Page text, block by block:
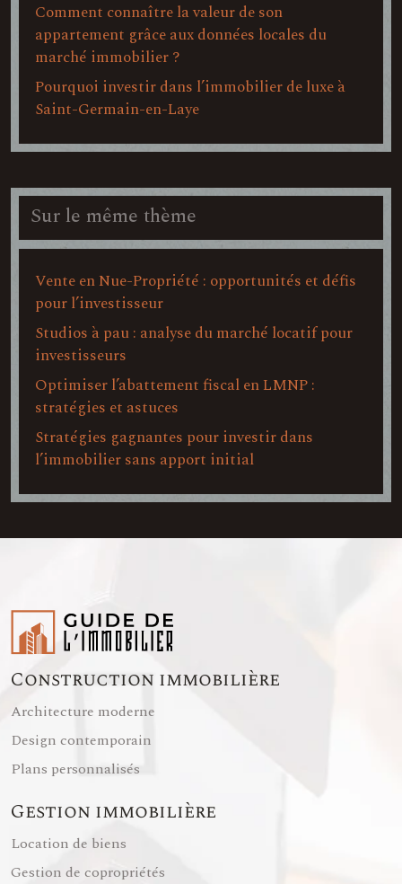
Comment connaître la valeur de son
appartement grâce aux données locales du
marché immobilier ?
Pourquoi investir dans l’immobilier de luxe à
Saint-Germain-en-Laye
Sur le même thème
Vente en Nue-Propriété : opportunités et défis
pour l’investisseur
Studios à pau : analyse du marché locatif pour
investisseurs
Optimiser l’abattement fiscal en LMNP :
stratégies et astuces
Stratégies gagnantes pour investir dans
l’immobilier sans apport initial
Construction immobilière
Architecture moderne
Design contemporain
Plans personnalisés
Gestion immobilière
Location de biens
Gestion de copropriétés